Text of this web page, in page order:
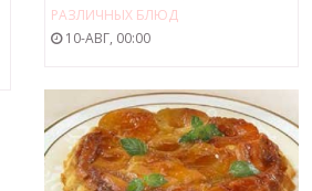
РАЗЛИЧНЫХ БЛЮД
10-АВГ, 00:00